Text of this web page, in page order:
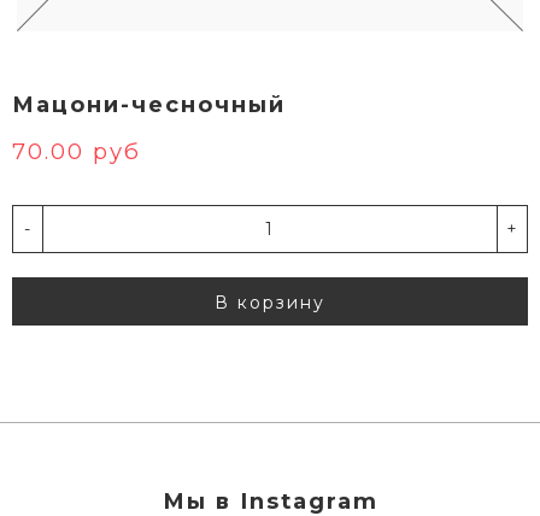
Мацони-чесночный
70.00 руб
- +
В корзину
Мы в Instagram